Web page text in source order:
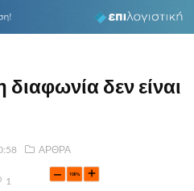
δεν είναι
ΑΡΘΡΑ
1